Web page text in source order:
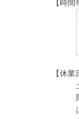
【時間
【休